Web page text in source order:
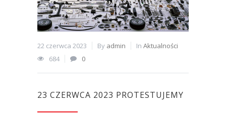
22 czerwca 2023 By admin In Aktualności
684
0
23 CZERWCA 2023 PROTESTUJEMY